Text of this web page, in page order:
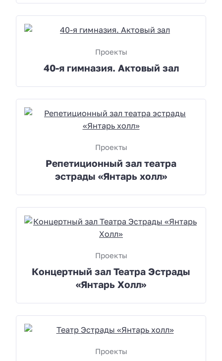
Проекты
40-я гимназия. Актовый зал
Проекты
Репетиционный зал театра
эстрады «Янтарь холл»
Проекты
Концертный зал Театра Эстрады
«Янтарь Холл»
Проекты